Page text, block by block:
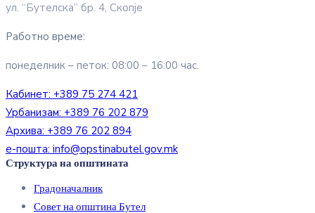
ул. “Бутелска” бр. 4, Скопје
Работно време:
понеделник – петок: 08:00 – 16:00 час.
Кабинет: +389 75 274 421
Урбанизам: +389 76 202 879
Архива: +389 76 202 894
е-пошта: info@opstinabutel.gov.mk
Структура на општината
Градоначалник
Совет на општина Бутел